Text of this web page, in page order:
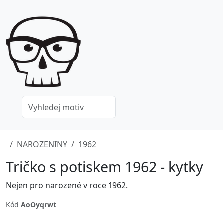
NAROZENINY 1962
Tričko s potiskem 1962 - kytky
Nejen pro narozené v roce 1962.
Kód AoOyqrwt